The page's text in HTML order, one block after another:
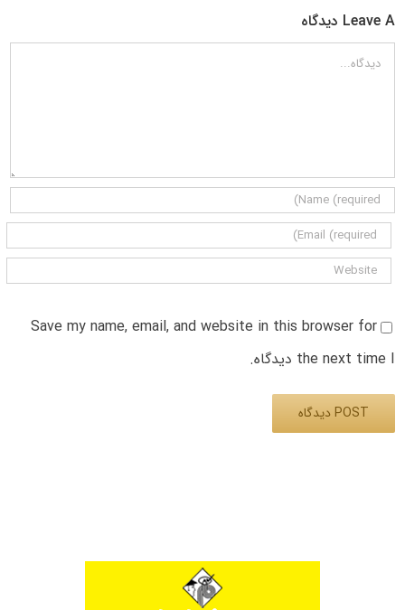
Leave A دیدگاه
دیدگاه
Save my name, email, and website in this browser for
the next time I دیدگاه.